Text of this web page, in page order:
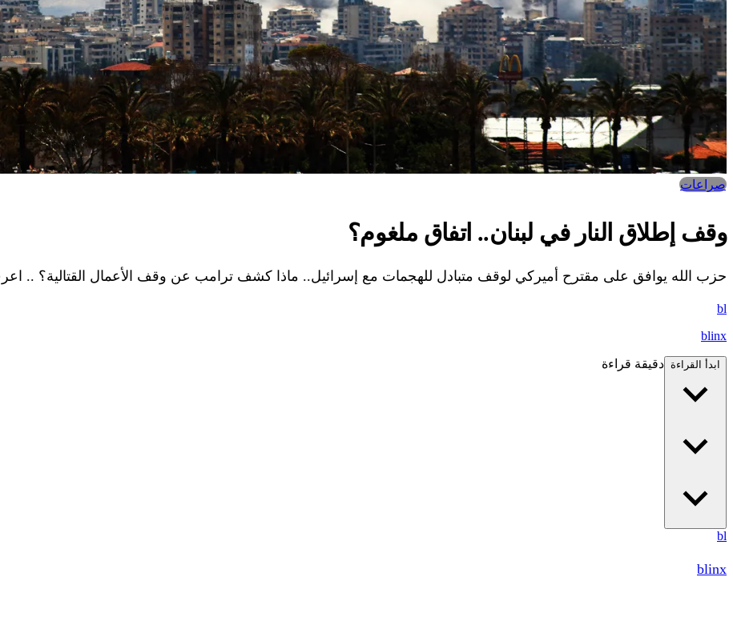
صراعات‎
وقف إطلاق النار في لبنان.. اتفاق ملغوم؟
حزب الله يوافق على مقترح أميركي لوقف متبادل للهجمات مع إسرائيل.. ماذا كشف ترامب عن وقف الأعمال القتالية؟ ..
bl
blinx
ابدأ القراءة دقيقة قراءة
bl
blinx